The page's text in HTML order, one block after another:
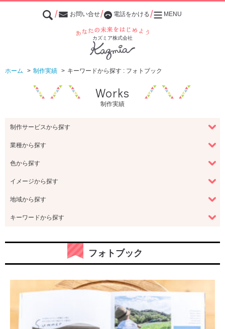
お問い合せ 電話をかける MENU
カズミア株式会社
ホーム 制作実績 キーワードから探す : フォトブック
Works
制作実績
制作サービスから探す
業種から探す
色から探す
イメージから探す
地域から探す
キーワードから探す
フォトブック